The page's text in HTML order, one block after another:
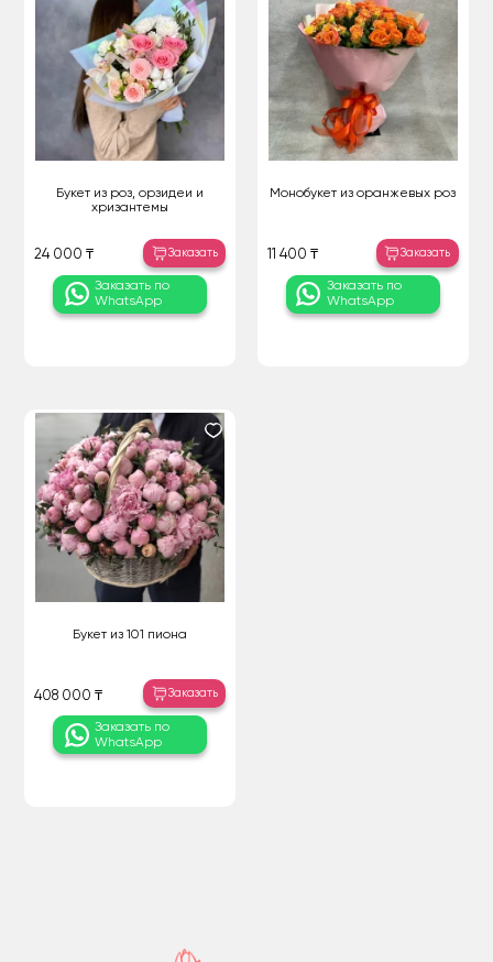
Букет из роз, орзидеи и
хризантемы
24 000 ₸ Заказать
Заказать по
WhatsApp
Монобукет из оранжевых роз
11 400 ₸ Заказать
Заказать по
WhatsApp
Букет из 101 пиона
408 000 ₸ Заказать
Заказать по
WhatsApp